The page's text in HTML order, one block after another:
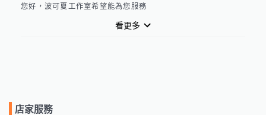
您好，波可夏工作室希望能為您服務
看更多
店家服務